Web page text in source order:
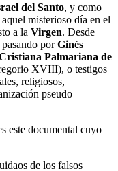
del Santo, y como
misterioso día en el
a la Virgen. Desde
pasando porGinés
Palmariana de
XVIII), o testigos
religiosos,
pseudo
este documental cuyo
de los falsos